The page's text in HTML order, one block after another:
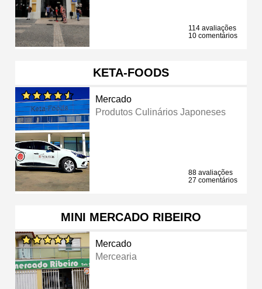
114 avaliações
10 comentários
KETA-FOODS
Mercado
Produtos Culinários Japoneses
88 avaliações
27 comentários
MINI MERCADO RIBEIRO
Mercado
Mercearia